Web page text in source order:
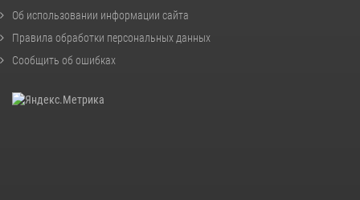
Об использовании информации сайта
Правила обработки персональных данных
Сообщить об ошибках